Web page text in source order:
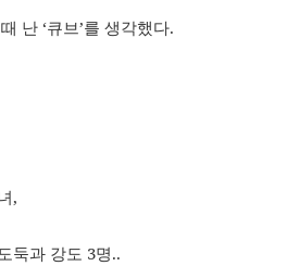
난 ‘큐브’를 생각했다.
,
둑과 강도 3명..